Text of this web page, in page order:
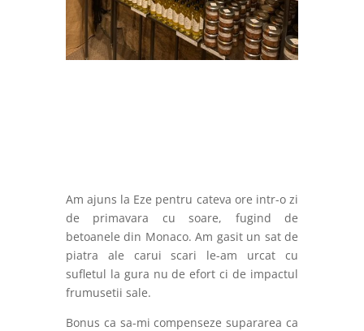
Am ajuns la Eze pentru cateva ore intr-o zi
de primavara cu soare, fugind de
betoanele din Monaco. Am gasit un sat de
piatra ale carui scari le-am urcat cu
sufletul la gura nu de efort ci de impactul
frumusetii sale.
Bonus ca sa-mi compenseze supararea ca